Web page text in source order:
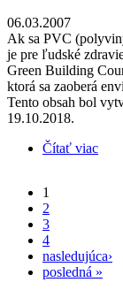
06.03.2007
Ak sa PVC
je pre ľudské
Green Building
ktorá sa zaoberá
Tento obsah bol
19.10.2018.
Čítať viac
Stránky
1
2
3
4
nasledujúca›
posledná »